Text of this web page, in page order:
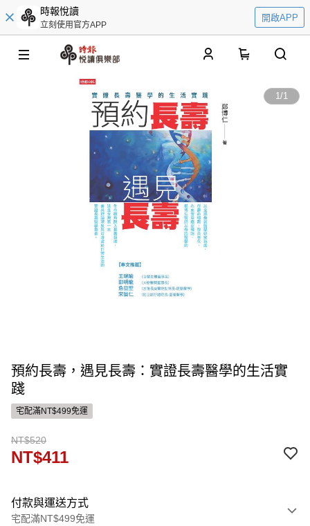
時報悅讀
立刻使用官方APP
開啟APP
1/1
預約長壽，遇見長壽：實證長壽醫學的生活實
踐
宅配滿NT$499免運
NT$520
NT$411
付款與運送方式
宅配滿NT$499免運